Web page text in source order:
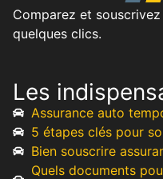
Comparez et
quelques clics.
Les
Assurance auto
5 étapes clés pour
Bien souscrire
Quels documents